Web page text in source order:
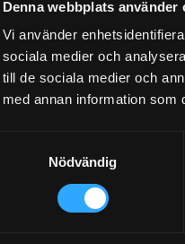
Denna webbplats använder
Vi använder
sociala medier och
till de sociala medier och
med annan information som
Nödvändig
Omdömen
Du
Bli den första att